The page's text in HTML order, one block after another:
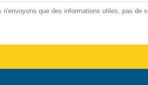
n'envoyons que des informations utiles, pas de